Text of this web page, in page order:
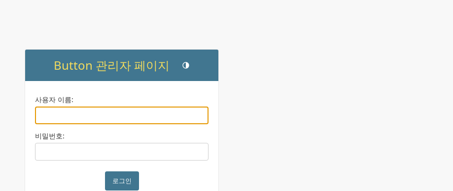
Button 관리자 페이지 테마 토글 (현재 테마:자동)
사용자 이름:
비밀번호: